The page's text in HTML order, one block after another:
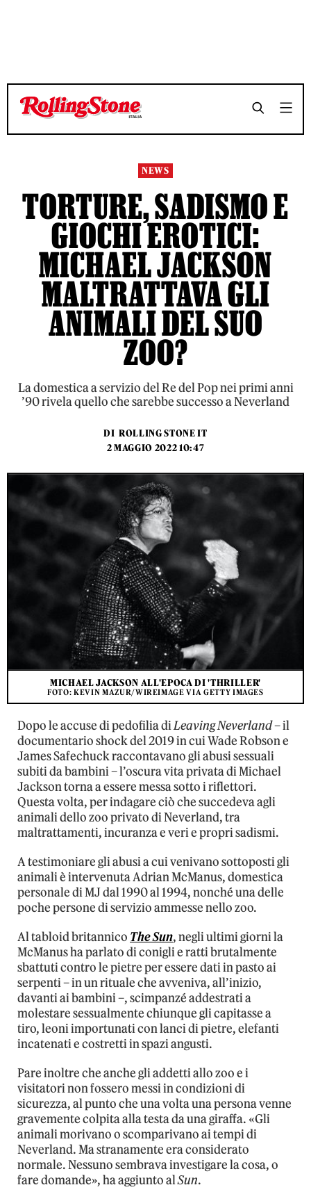
TEMPO DI LETTURA 3 MINUTI
TEMPO DI LETTURA 3 MINUTI
NEWS
TORTURE, SADISMO E
GIOCHI EROTICI:
MICHAEL JACKSON
MALTRATTAVA GLI
ANIMALI DEL SUO
ZOO?
La domestica a servizio del Re del Pop nei primi anni
’90 rivela quello che sarebbe successo a Neverland
DI ROLLING STONE IT
2 MAGGIO 2022 10:47
MICHAEL JACKSON ALL'EPOCA DI 'THRILLER'
FOTO: KEVIN MAZUR/WIREIMAGE VIA GETTY IMAGES
Dopo le accuse di pedofilia diLeaving Neverland– il
documentario shock del 2019 in cui Wade Robson e
James Safechuck raccontavano gli abusi sessuali
subiti da bambini – l’oscura vita privata di Michael
Jackson torna a essere messa sotto i riflettori.
Questa volta, per indagare ciò che succedeva agli
animali dello zoo privato di Neverland, tra
maltrattamenti, incuranza e veri e propri sadismi.
A testimoniare gli abusi a cui venivano sottoposti gli
animali è intervenuta Adrian McManus, domestica
personale di MJ dal 1990 al 1994, nonché una delle
poche persone di servizio ammesse nello zoo.
Al tabloid britannico The Sun, negli ultimi giorni la
McManus ha parlato di conigli e ratti brutalmente
sbattuti contro le pietre per essere dati in pasto ai
serpenti – in un rituale che avveniva, all’inizio,
davanti ai bambini –, scimpanzé addestrati a
molestare sessualmente chiunque gli capitasse a
tiro, leoni importunati con lanci di pietre, elefanti
incatenati e costretti in spazi angusti.
Pare inoltre che anche gli addetti allo zoo e i
visitatori non fossero messi in condizioni di
sicurezza, al punto che una volta una persona venne
gravemente colpita alla testa da una giraffa. «Gli
animali morivano o scomparivano ai tempi di
Neverland. Ma stranamente era considerato
normale. Nessuno sembrava investigare la cosa, o
fare domande», ha aggiunto alSun.